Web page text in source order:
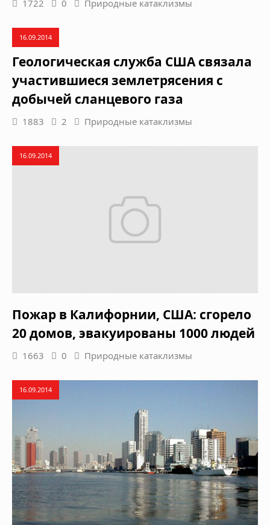
1722 0 Природные катаклизмы
16.09.2014
Геологическая служба США связала
участившиеся землетрясения с
добычей сланцевого газа
1883 2 Природные катаклизмы
16.09.2014
Пожар в Калифорнии, США: сгорело
20 домов, эвакуированы 1000 людей
1663 0 Природные катаклизмы
16.09.2014